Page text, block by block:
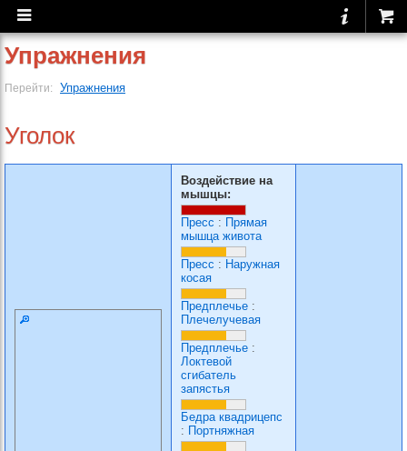
Упражнения
Перейти: Упражнения
Уголок
Воздействие на
мышцы:
Пресс : Прямая
мышца живота
Пресс : Наружная
косая
Предплечье :
Плечелучевая
Предплечье :
Локтевой
сгибатель
запястья
Бедра квадрицепс
: Портняжная